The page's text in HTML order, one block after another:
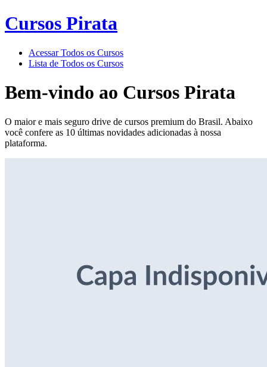
Cursos Pirata
Acessar Todos os Cursos
Lista de Todos os Cursos
Bem-vindo ao Cursos Pirata
O maior e mais seguro drive de cursos premium do Brasil. Abaixo
você confere as 10 últimas novidades adicionadas à nossa
plataforma.